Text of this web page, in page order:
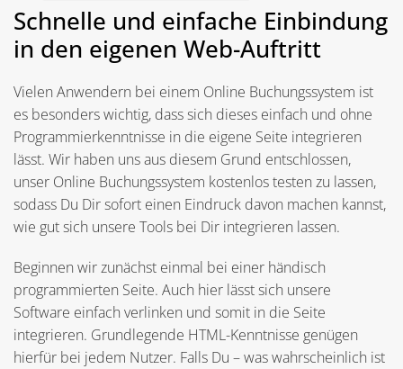
Schnelle und einfache Einbindung
in den eigenen Web-Auftritt
Vielen Anwendern bei einem Online Buchungssystem ist
es besonders wichtig, dass sich dieses einfach und ohne
Programmierkenntnisse in die eigene Seite integrieren
lässt. Wir haben uns aus diesem Grund entschlossen,
unser Online Buchungssystem kostenlos testen zu lassen,
sodass Du Dir sofort einen Eindruck davon machen kannst,
wie gut sich unsere Tools bei Dir integrieren lassen.
Beginnen wir zunächst einmal bei einer händisch
programmierten Seite. Auch hier lässt sich unsere
Software einfach verlinken und somit in die Seite
integrieren. Grundlegende HTML-Kenntnisse genügen
hierfür bei jedem Nutzer. Falls Du – was wahrscheinlich ist